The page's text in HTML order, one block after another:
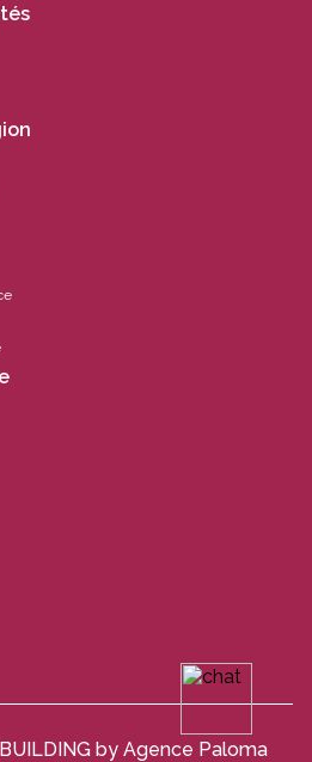
by Agence Paloma